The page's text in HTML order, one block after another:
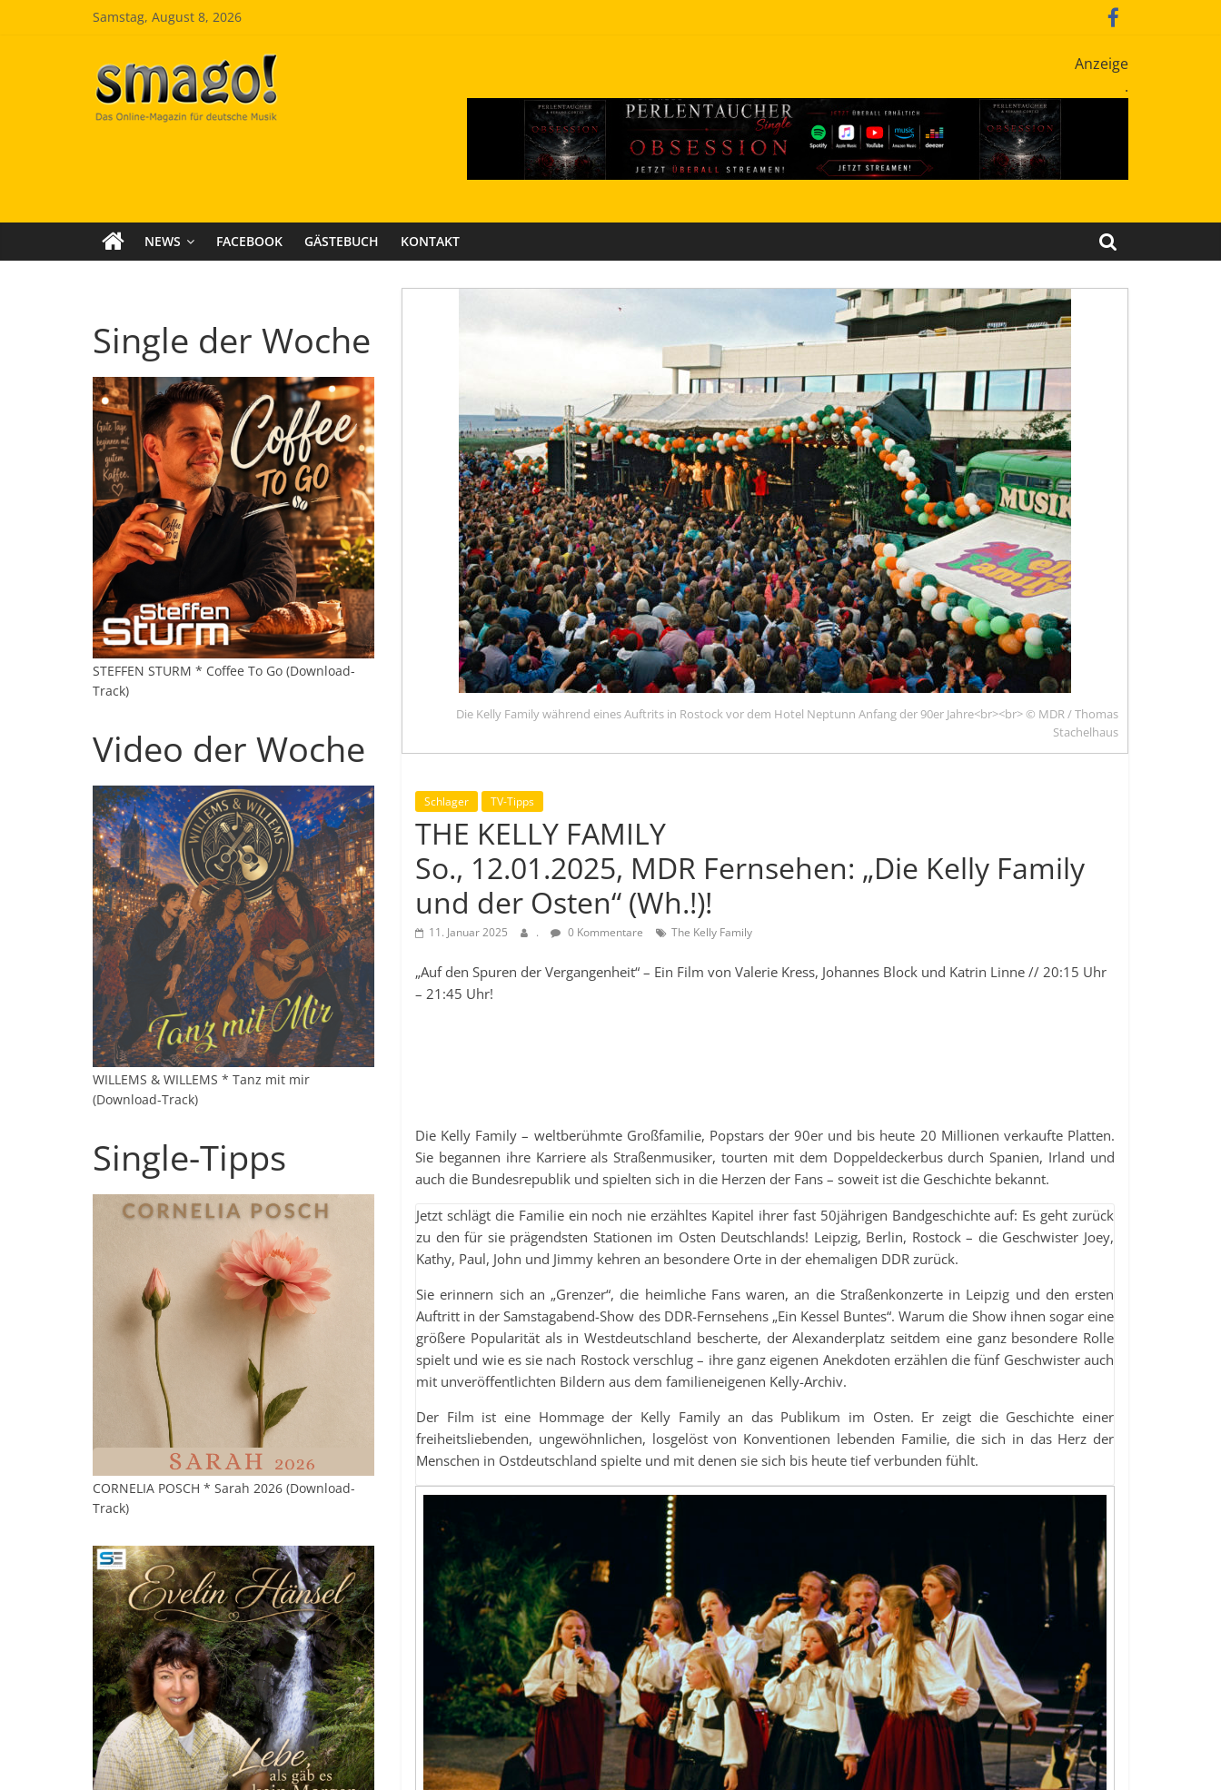
Samstag, August 8, 2026
Smago
SchlagerMAGazinOnline
Anzeige
.
NEWS FACEBOOK GÄSTEBUCH KONTAKT
Die Kelly Family während eines Auftrits in Rostock vor dem Hotel Neptunn Anfang der 90er Jahre<br><br> © MDR / Thomas
Stachelhaus
Schlager TV-Tipps
THE KELLY FAMILY
So., 12.01.2025, MDR Fernsehen: „Die Kelly Family
und der Osten“ (Wh.!)!
11. Januar 2025 . 0 Kommentare The Kelly Family
„Auf den Spuren der Vergangenheit“ – Ein Film von Valerie Kress, Johannes Block und Katrin Linne // 20:15 Uhr
– 21:45 Uhr!
Die Kelly Family – weltberühmte Großfamilie, Popstars der 90er und bis heute 20 Millionen verkaufte Platten.
Sie begannen ihre Karriere als Straßenmusiker, tourten mit dem Doppeldeckerbus durch Spanien, Irland und
auch die Bundesrepublik und spielten sich in die Herzen der Fans – soweit ist die Geschichte bekannt.
Jetzt schlägt die Familie ein noch nie erzähltes Kapitel ihrer fast 50jährigen Bandgeschichte auf: Es geht zurück
zu den für sie prägendsten Stationen im Osten Deutschlands! Leipzig, Berlin, Rostock – die Geschwister Joey,
Kathy, Paul, John und Jimmy kehren an besondere Orte in der ehemaligen DDR zurück.
Sie erinnern sich an „Grenzer“, die heimliche Fans waren, an die Straßenkonzerte in Leipzig und den ersten
Auftritt in der Samstagabend-Show des DDR-Fernsehens „Ein Kessel Buntes“. Warum die Show ihnen sogar eine
größere Popularität als in Westdeutschland bescherte, der Alexanderplatz seitdem eine ganz besondere Rolle
spielt und wie es sie nach Rostock verschlug – ihre ganz eigenen Anekdoten erzählen die fünf Geschwister auch
mit unveröffentlichten Bildern aus dem familieneigenen Kelly-Archiv.
Der Film ist eine Hommage der Kelly Family an das Publikum im Osten. Er zeigt die Geschichte einer
freiheitsliebenden, ungewöhnlichen, losgelöst von Konventionen lebenden Familie, die sich in das Herz der
Menschen in Ostdeutschland spielte und mit denen sie sich bis heute tief verbunden fühlt.
Single der Woche
STEFFEN STURM * Coffee To Go (Download-
Track)
Video der Woche
WILLEMS & WILLEMS * Tanz mit mir
(Download-Track)
Single-Tipps
CORNELIA POSCH * Sarah 2026 (Download-
Track)